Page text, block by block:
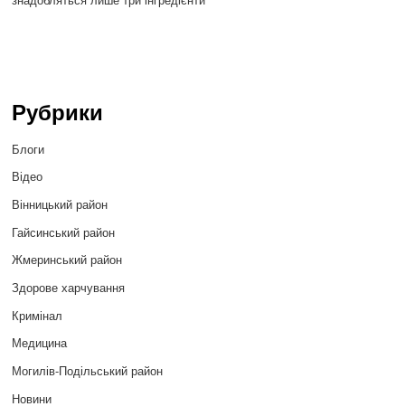
Рубрики
Блоги
Відео
Вінницький район
Гайсинський район
Жмеринський район
Здорове харчування
Кримінал
Медицина
Могилів-Подільський район
Новини